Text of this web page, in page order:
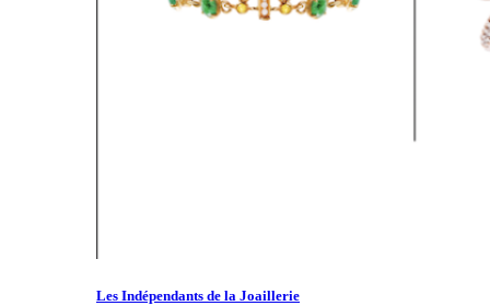
Les Indépendants de la Joaillerie